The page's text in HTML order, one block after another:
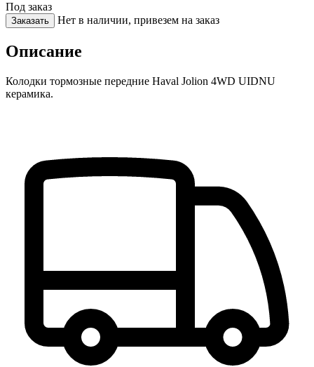
Под заказ
Заказать Нет в наличии, привезем на заказ
Описание
Колодки тормозные передние Haval Jolion 4WD UIDNU
керамика.